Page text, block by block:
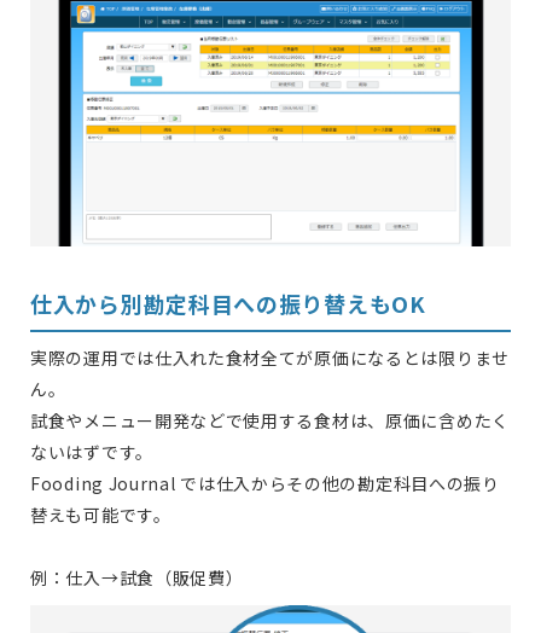
仕入から別勘定科目への振り替えもOK
実際の運用では仕入れた食材全てが原価になるとは限りませ
ん。
試食やメニュー開発などで使用する食材は、原価に含めたく
ないはずです。
Fooding Journal では仕入からその他の勘定科目への振り
替えも可能です。
例：仕入→試食（販促費）